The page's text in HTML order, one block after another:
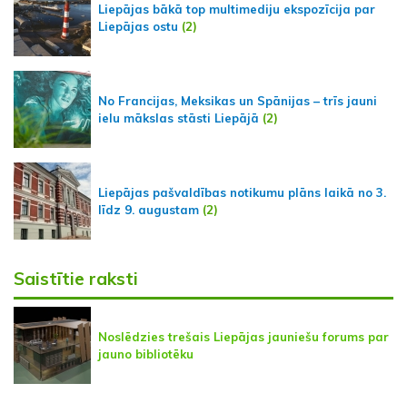
Liepājas bākā top multimediju ekspozīcija par
Liepājas ostu (2)
No Francijas, Meksikas un Spānijas – trīs jauni
ielu mākslas stāsti Liepājā (2)
Liepājas pašvaldības notikumu plāns laikā no 3.
līdz 9. augustam (2)
Saistītie raksti
Noslēdzies trešais Liepājas jauniešu forums par
jauno bibliotēku